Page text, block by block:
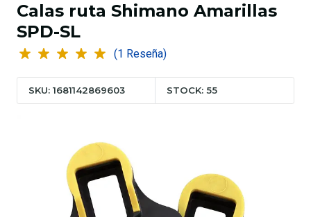
Calas ruta Shimano Amarillas
SPD-SL
(1 Reseña)
SKU: 1681142869603 STOCK: 55